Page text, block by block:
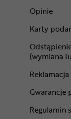
Opinie
Karty
(wymiana
Gwarancje
Regulamin